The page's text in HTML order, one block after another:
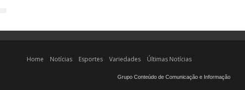
Home Notícias Esportes Variedades Últimas Notícias
Grupo Conteúdo de Comunicação e Informação